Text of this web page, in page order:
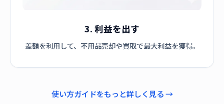
3. 利益を出す
差額を利用して、不用品売却や買取で最大利益を獲得。
使い方ガイドをもっと詳しく見る →